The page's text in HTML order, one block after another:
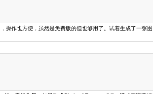
操作也方便，虽然是免费版的但也够用了。试着生成了一张图